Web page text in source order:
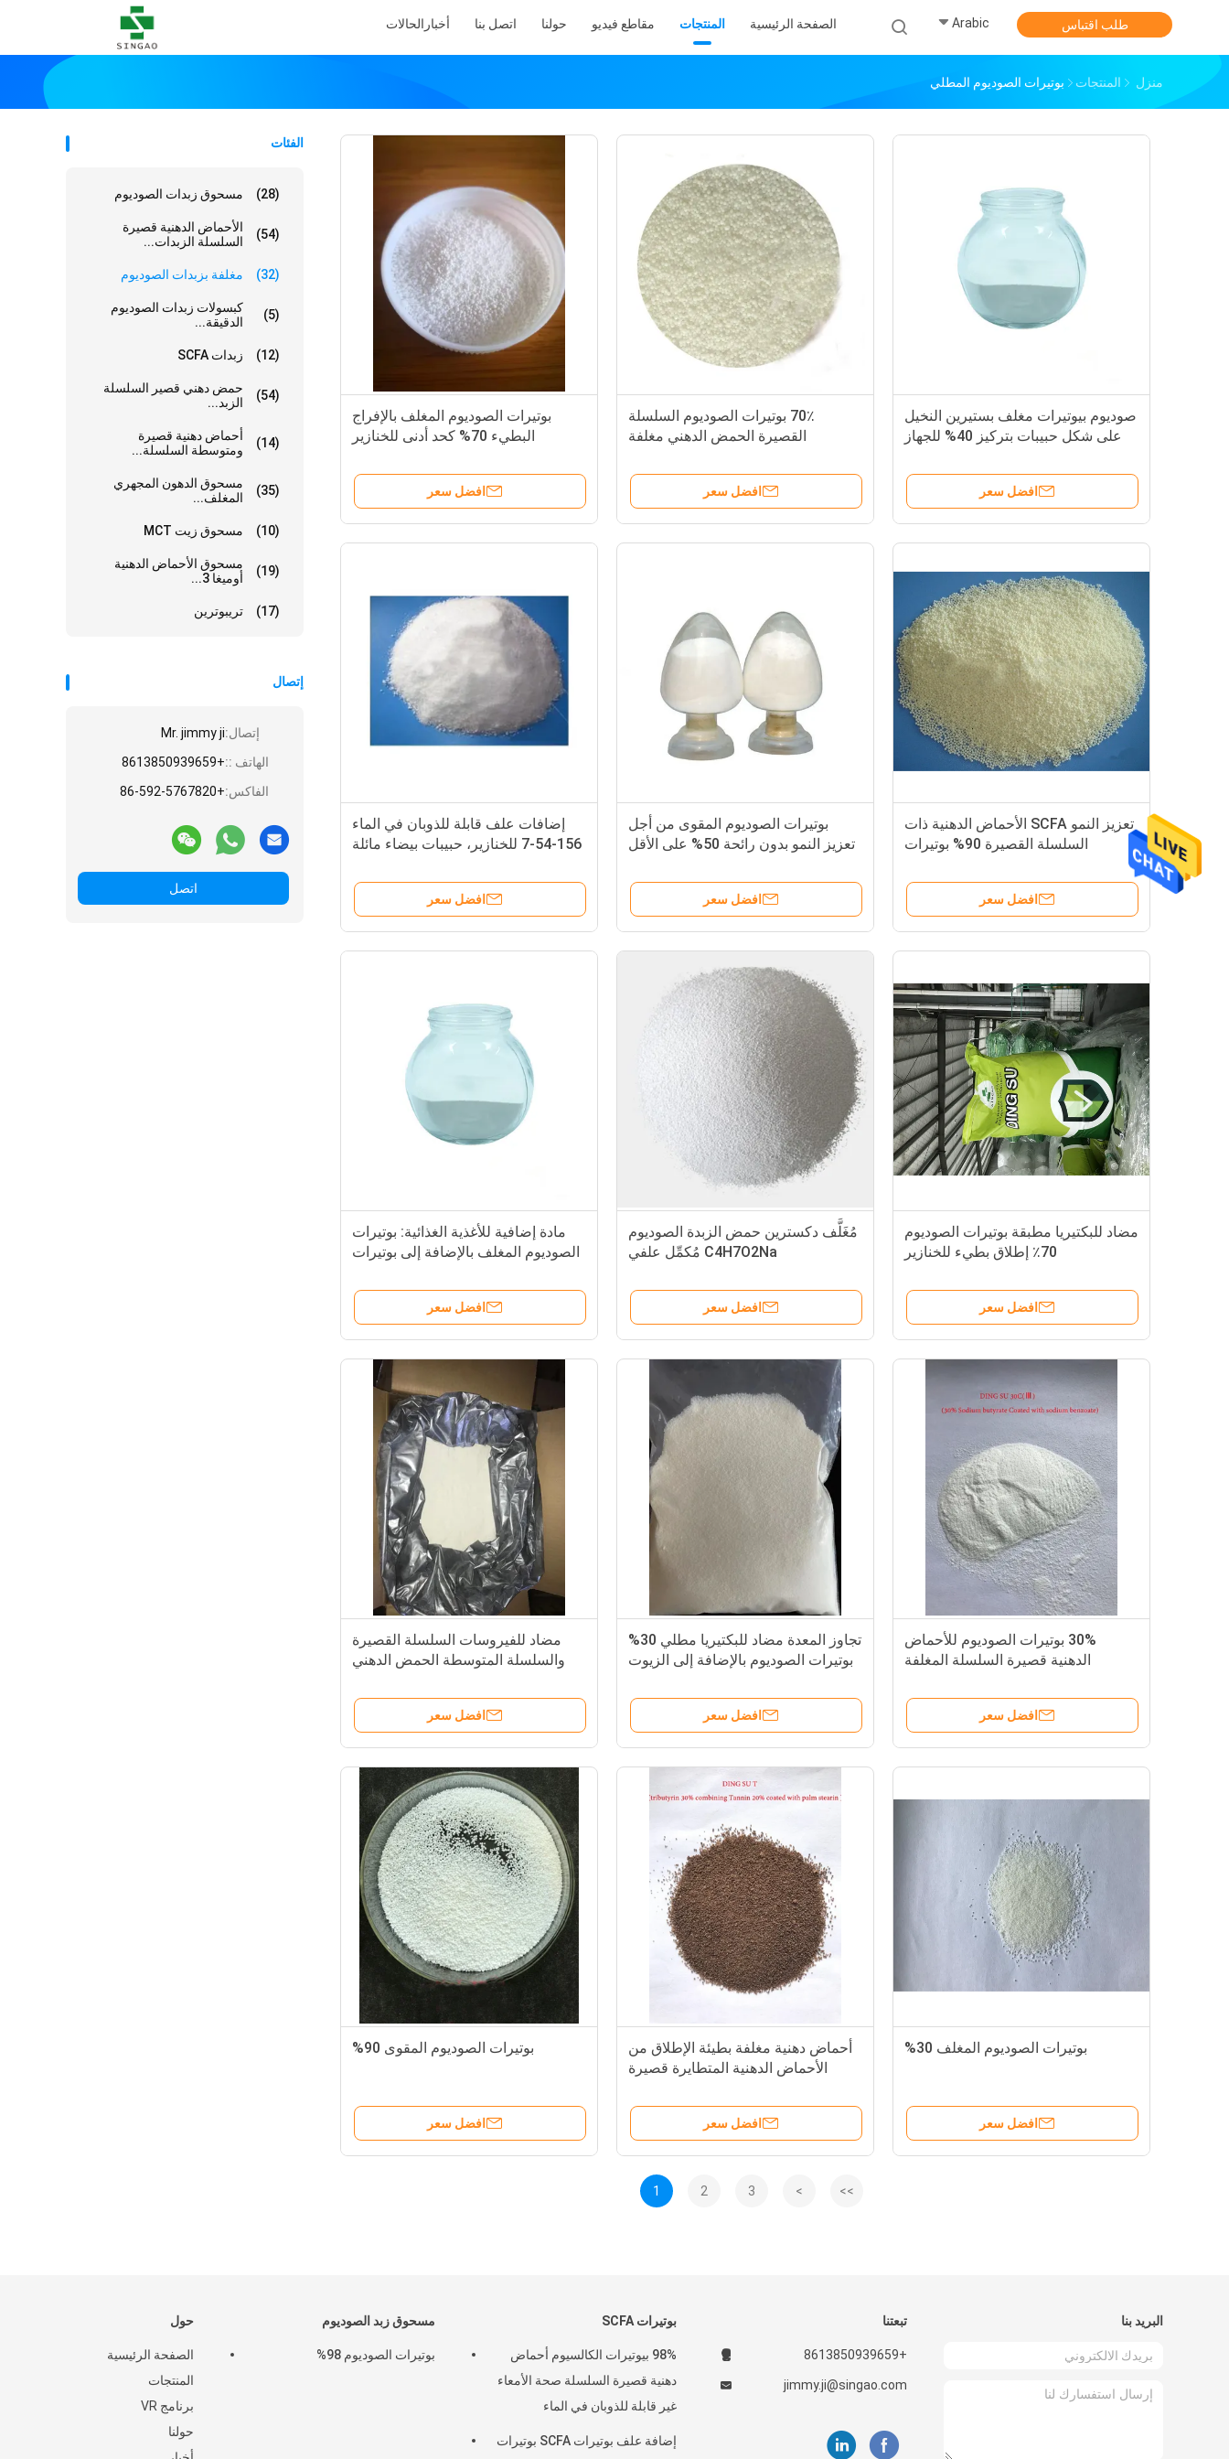
الصفحة الرئيسية المنتجات مقاطع فيديو حولنا اتصل بنا أخبار الحالات Arabic طلب اقتباس
منزل المنتجات بوتيرات الصوديوم المطلي
الفئات
مسحوق زبدات الصوديوم (28)
الأحماض الدهنية قصيرة
السلسلة الزبدات...
(54)
مغلفة بزبدات الصوديوم (32)
كبسولات زبدات الصوديوم
الدقيقة...
(5)
زبدات SCFA (12)
حمض دهني قصير السلسلة
الزبد...
(54)
أحماض دهنية قصيرة
ومتوسطة السلسلة...
(14)
مسحوق الدهون المجهري
المغلف...
(35)
مسحوق زيت MCT (10)
مسحوق الأحماض الدهنية
أوميغا 3...
(19)
تريبوترين (17)
إتصال
إتصال:Mr. jimmy ji
الهاتف ::+8613850939659
الفاكس:+86-592-5767820
اتصل
بوتيرات الصوديوم المغلف بالإفراج
البطيء 70% كحد أدنى للخنازير
افضل سعر
70٪ بوتيرات الصوديوم السلسلة
القصيرة الحمض الدهني مغلفة
افضل سعر
صوديوم بيوتيرات مغلف بستيرين النخيل
على شكل حبيبات بتركيز 40% للجهاز
افضل سعر
إضافات علف قابلة للذوبان في الماء
156-54-7 للخنازير، حبيبات بيضاء مائلة
افضل سعر
بوتيرات الصوديوم المقوى من أجل
تعزيز النمو بدون رائحة 50% على الأقل
افضل سعر
تعزيز النمو SCFA الأحماض الدهنية ذات
السلسلة القصيرة 90% بوتيرات
افضل سعر
مادة إضافية للأغذية الغذائية: بوتيرات
الصوديوم المغلف بالإضافة إلى بوتيرات
افضل سعر
مُغَلَّف دكسترين حمض الزبدة الصوديوم
C4H7O2Na مُكمِّل علفي
افضل سعر
مضاد للبكتيريا مطبقة بوتيرات الصوديوم
70٪ إطلاق بطيء للخنازير
افضل سعر
مضاد للفيروسات السلسلة القصيرة
والسلسلة المتوسطة الحمض الدهني
افضل سعر
تجاوز المعدة مضاد للبكتيريا مطلي 30%
بوتيرات الصوديوم بالإضافة إلى الزيوت
افضل سعر
30% بوتيرات الصوديوم للأحماض
الدهنية قصيرة السلسلة المغلفة
افضل سعر
بوتيرات الصوديوم المقوى 90%
افضل سعر
أحماض دهنية مغلفة بطيئة الإطلاق من
الأحماض الدهنية المتطايرة قصيرة
بالإضافة إلى التانين
افضل سعر
بوتيرات الصوديوم المغلف 30%
افضل سعر
1 2 3 > >>
حول
الصفحة الرئيسية
المنتجات
برنامج VR
حولنا
مسحوق زبد الصوديوم
بوتيرات الصوديوم 98%
بوتيرات SCFA
98% بيوتيرات الكالسيوم أحماض
دهنية قصيرة السلسلة صحة الأمعاء
غير قابلة للذوبان في الماء
إضافة علف بوتيرات SCFA بوتيرات
تبعتنا
+8613850939659
jimmy.ji@singao.com
البريد بنا